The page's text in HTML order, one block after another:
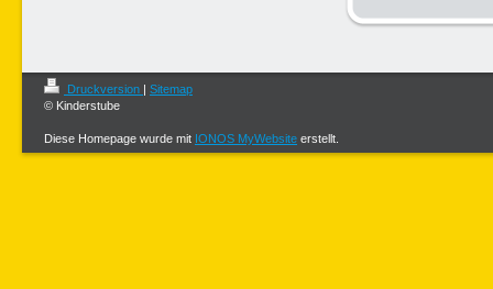
Druckversion | Sitemap
© Kinderstube
Diese Homepage wurde mit IONOS MyWebsite erstellt.